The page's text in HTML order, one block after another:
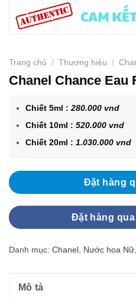
Trang chủ / Thương hiệu /
Chanel Chance Eau
Chiết 5ml :280.000 vnd
Chiết 10ml : 520.000 vnd
Chiết 20ml :1.030.000 vnd
Đặt hàng
Đặt hàng
Danh mục: Chanel Nước hoa Nữ
Mô tả